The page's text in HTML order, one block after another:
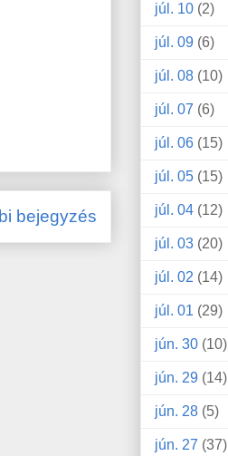
bejegyzés
júl. 10 (2)
júl. 09 (6)
júl. 08 (10)
júl. 07 (6)
júl. 06 (15)
júl. 05 (15)
júl. 04 (12)
júl. 03 (20)
júl. 02 (14)
júl. 01 (29)
jún. 30 (10)
jún. 29 (14)
jún. 28 (5)
jún. 27 (37)